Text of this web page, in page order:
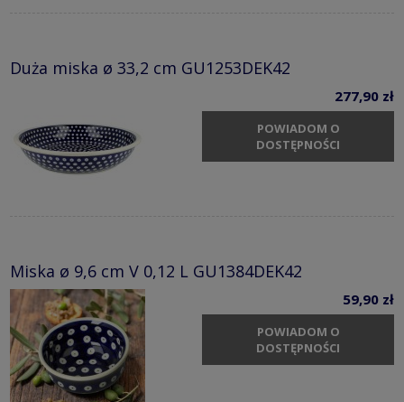
Duża miska ø 33,2 cm GU1253DEK42
277,90 zł
POWIADOM O
DOSTĘPNOŚCI
Miska ø 9,6 cm V 0,12 L GU1384DEK42
59,90 zł
POWIADOM O
DOSTĘPNOŚCI